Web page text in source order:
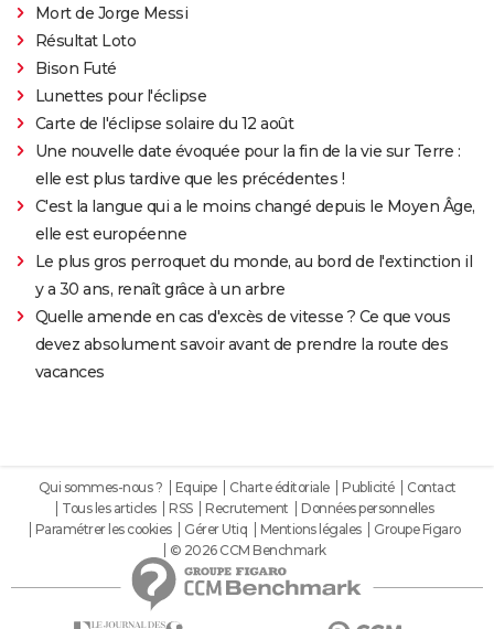
Mort de Jorge Messi
Résultat Loto
Bison Futé
Lunettes pour l'éclipse
Carte de l'éclipse solaire du 12 août
Une nouvelle date évoquée pour la fin de la vie sur Terre :
elle est plus tardive que les précédentes !
C'est la langue qui a le moins changé depuis le Moyen Âge,
elle est européenne
Le plus gros perroquet du monde, au bord de l'extinction il
y a 30 ans, renaît grâce à un arbre
Quelle amende en cas d'excès de vitesse ? Ce que vous
devez absolument savoir avant de prendre la route des
vacances
Qui sommes-nous ? Equipe Charte éditoriale Publicité
Contact
Tous les articles
RSS Recrutement
Données personnelles
Paramétrer les cookies
Gérer Utiq Mentions légales
Groupe Figaro
© 2026 CCM Benchmark